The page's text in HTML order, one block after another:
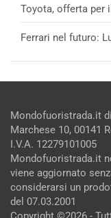
Toyota, offerta per
Ferrari nel futuro:
Mondofuoristrada.it
Marchese 10, 00141
I.V.A. 12279101005
Mondofuoristrada.it
viene aggiornato
considerarsi un
del 07.03.2001